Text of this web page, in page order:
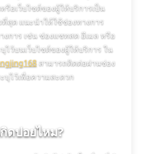
รือเว็บไซต์ของผู้ให้บริการเป็น
ที่สุด แนะนำให้ใช้ช่องทางการ
งการ เช่น ช่องแชทสด อีเมล หรือ
ไว้บนเว็บไซต์ของผู้ให้บริการ ใน
สามารถติดต่อผ่านช่อง
บุไว้เพื่อความสะดวก
ดบ่อยไหม?